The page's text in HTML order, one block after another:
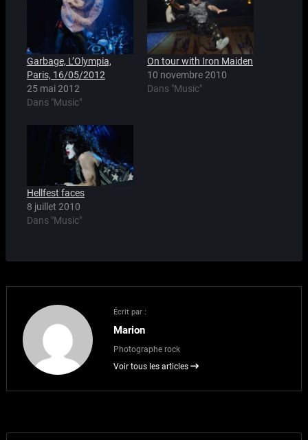
Garbage, L’Olympia,
Paris, 16/05/2012
25 mai 2012
Dans "Music"
On tour with Iron Maiden
10 novembre 2010
Dans "Music"
Hellfest faces
8 juillet 2010
Dans "Music"
Écrit par :
Marion
Photographe rock
Voir tous les articles